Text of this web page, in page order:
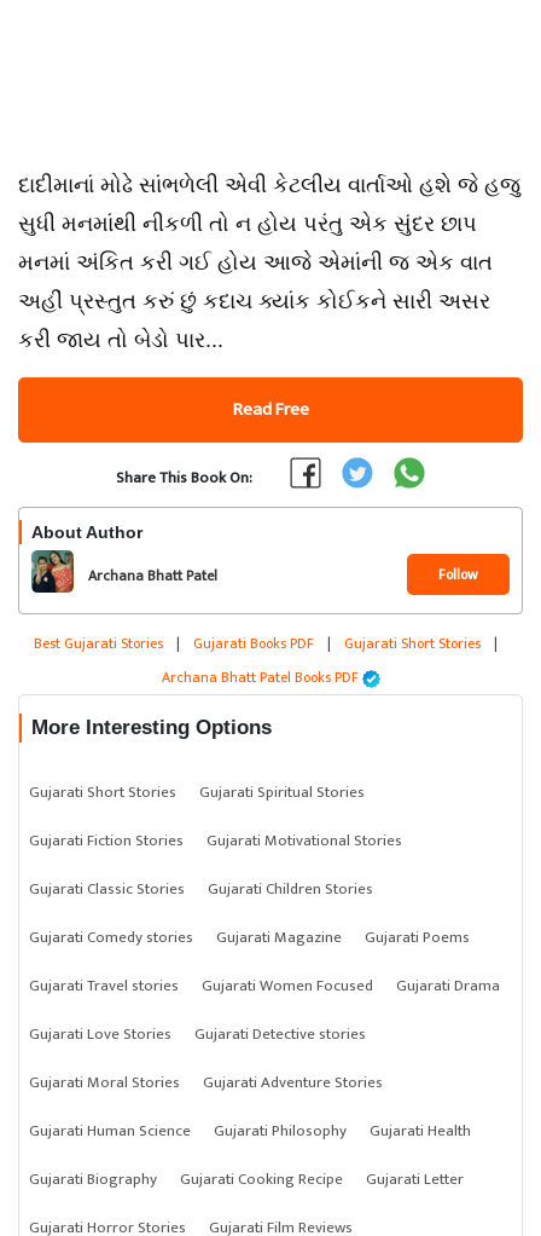
દાદીમાનાં મોઢે સાંભળેલી એવી કેટલીય વાર્તાઓ હશે જે હજુ
સુધી મનમાંથી નીકળી તો ન હોય પરંતુ એક સુંદર છાપ
મનમાં અંકિત કરી ગઈ હોય આજે એમાંની જ એક વાત
અહીં પ્રસ્તુત કરું છું કદાચ ક્યાંક કોઈકને સારી અસર
કરી જાય તો બેડો પાર...
Read Free
Share This Book On:
About Author
Archana Bhatt Patel Follow
Best Gujarati Stories | Gujarati Books PDF | Gujarati Short Stories |
Archana Bhatt Patel Books PDF
More Interesting Options
Gujarati Short Stories
Gujarati Spiritual Stories
Gujarati Fiction Stories
Gujarati Motivational Stories
Gujarati Classic Stories
Gujarati Children Stories
Gujarati Comedy stories
Gujarati Magazine
Gujarati Poems
Gujarati Travel stories
Gujarati Women Focused
Gujarati Drama
Gujarati Love Stories
Gujarati Detective stories
Gujarati Moral Stories
Gujarati Adventure Stories
Gujarati Human Science
Gujarati Philosophy
Gujarati Health
Gujarati Biography
Gujarati Cooking Recipe
Gujarati Letter
Gujarati Horror Stories
Gujarati Film Reviews